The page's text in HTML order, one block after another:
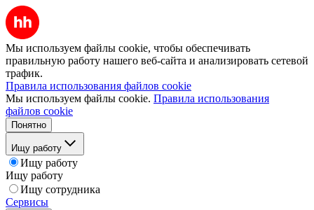
Мы используем файлы cookie, чтобы обеспечивать
правильную работу нашего веб-сайта и анализировать сетевой
трафик.
Правила использования файлов cookie
Мы используем файлы cookie. Правила использования
файлов cookie
Понятно
Ищу работу
Ищу работу
Ищу работу
Ищу сотрудника
Сервисы